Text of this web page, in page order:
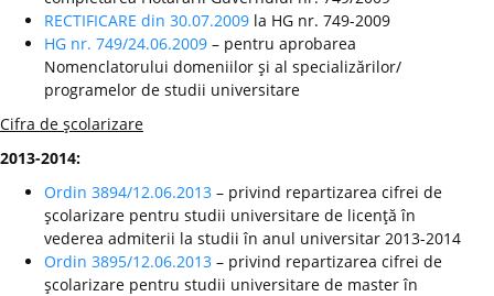
RECTIFICARE din 30.07.2009 la HG nr. 749-2009
HG nr. 749/24.06.2009 – pentru aprobarea
Nomenclatorului domeniilor şi al specializărilor/
programelor de studii universitare
Cifra de şcolarizare
2013-2014:
Ordin 3894/12.06.2013 – privind repartizarea cifrei de
şcolarizare pentru studii universitare de licenţă în
vederea admiterii la studii în anul universitar 2013-2014
Ordin 3895/12.06.2013 – privind repartizarea cifrei de
şcolarizare pentru studii universitare de master în